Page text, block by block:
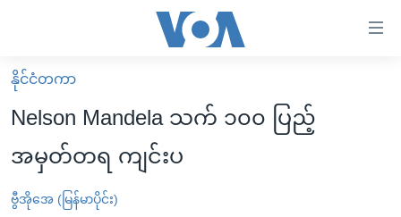
လွယ်ကူ
စေ
များ
မူလစာမျက်နှာ
မြန်မာ
ကမ္ဘာ့သတင်းများ
နိုင်ငံတကာ
ဗွီဒီယို
နိုင်ငံတကာ
Nelson Mandela သက် ၁၀၀ ပြည့်
အမှတ်တရ ကျင်းပ
ဗွီအိုအေ (မြန်မာပိုင်း)